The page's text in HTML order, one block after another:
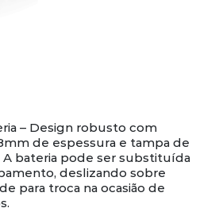
– Design robusto com
de espessura e tampa de
bateria pode ser substituída
deslizando sobre
para troca na ocasião de